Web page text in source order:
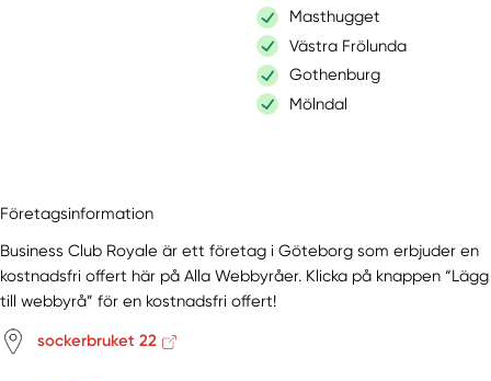
Masthugget
Västra Frölunda
Gothenburg
Mölndal
Företagsinformation
Business Club Royale är ett företag i Göteborg som erbjuder en
kostnadsfri offert här på Alla Webbyråer. Klicka på knappen “Lägg
till webbyrå” för en kostnadsfri offert!
sockerbruket 22